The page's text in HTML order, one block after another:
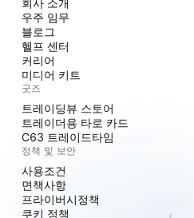
회사 소개
우주 임무
블로그
헬프 센터
커리어
미디어 키트
굿즈
트레이딩뷰 스토어
트레이더용 타로 카드
C63 트레이드타임
정책 및 보안
사용조건
면책사항
프라이버시정책
쿠키 정책